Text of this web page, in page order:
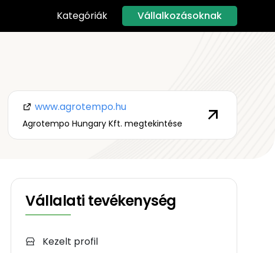
Kategóriák Vállalkozásoknak
www.agrotempo.hu
Agrotempo Hungary Kft. megtekintése
Vállalati tevékenység
Kezelt profil